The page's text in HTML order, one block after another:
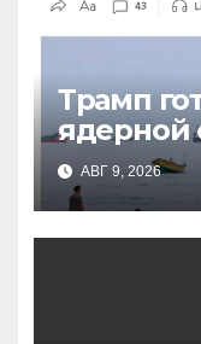
Трамп
ядерной
ради
пролива:
Тегерана
АВГ 9, 2026